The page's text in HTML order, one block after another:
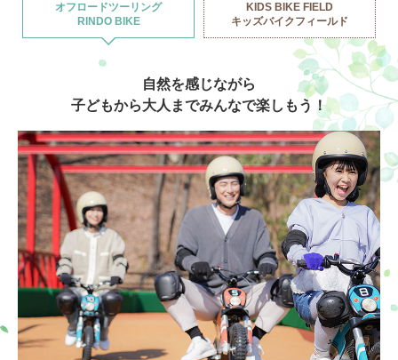
料金・チケット
サービスガイド アンケート
オフロードツーリング
RINDO BIKE
KIDS BIKE FIELD
キッズバイクフィールド
自然を感じながら
子どもから大人までみんなで楽しもう！